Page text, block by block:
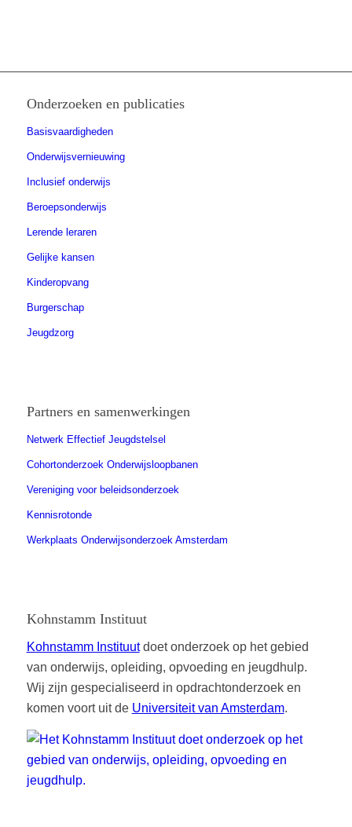
Onderzoeken en publicaties
Basisvaardigheden
Onderwijsvernieuwing
Inclusief onderwijs
Beroepsonderwijs
Lerende leraren
Gelijke kansen
Kinderopvang
Burgerschap
Jeugdzorg
Partners en samenwerkingen
Netwerk Effectief Jeugdstelsel
Cohortonderzoek Onderwijsloopbanen
Vereniging voor beleidsonderzoek
Kennisrotonde
Werkplaats Onderwijsonderzoek Amsterdam
Kohnstamm Instituut
Kohnstamm Instituutdoet onderzoek op het gebied
van onderwijs, opleiding, opvoeding en jeugdhulp.
Wij zijn gespecialiseerd in opdrachtonderzoek en
komen voort uit de Universiteit van Amsterdam.